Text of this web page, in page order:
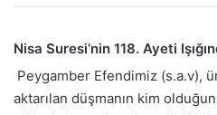
Nisa Suresi’nin 118. Ayeti
Peygamber Efendimiz (s.a.v),
aktarılan düşmanın kim